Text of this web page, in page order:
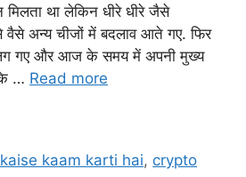
मिलता था लेकिन धीरे धीरे जैसे
वैसे अन्य चीजों में बदलाव आते गए. फिर
गए और आज के समय में अपनी मुख्य
… Read more
kaam karti hai, crypto